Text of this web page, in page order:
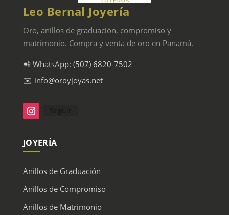
Leo Bernal Joyería
Oro, anillos de graduación, compromiso y
matrimonio. Compra y venta de oro en Panamá.
📲 WhatsApp: (507) 6820-7502
✉️ info@oroyjoyas.net
JOYERÍA
Anillos de Graduación
Anillos de Compromiso
Anillos de Matrimonio